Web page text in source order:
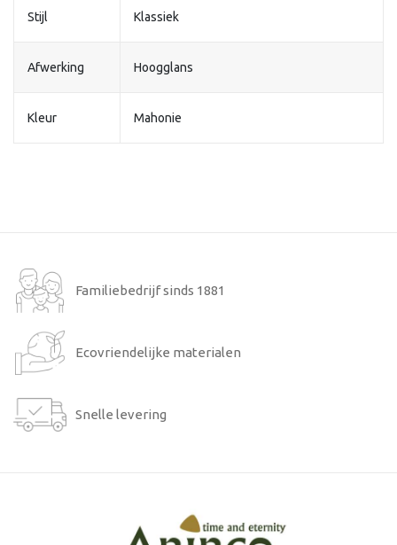
Stijl Klassiek
Afwerking Hoogglans
Kleur Mahonie
Familiebedrijf sinds 1881
Ecovriendelijke materialen
Snelle levering